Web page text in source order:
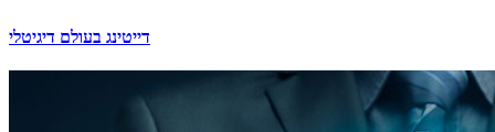
דייטינג בעולם דיגיטלי